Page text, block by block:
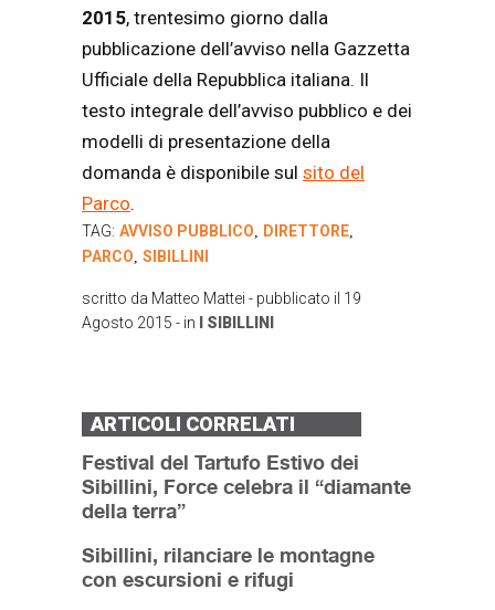
2015, trentesimo giorno dalla
pubblicazione dell’avviso nella Gazzetta
Ufficiale della Repubblica italiana. Il
testo integrale dell’avviso pubblico e dei
modelli di presentazione della
domanda è disponibile sul sito del
Parco.
TAG: AVVISO PUBBLICO, DIRETTORE,
PARCO, SIBILLINI
scritto da Matteo Mattei - pubblicato il 19
Agosto 2015 - in I SIBILLINI
ARTICOLI CORRELATI
Festival del Tartufo Estivo dei
Sibillini, Force celebra il “diamante
della terra”
Sibillini, rilanciare le montagne
con escursioni e rifugi